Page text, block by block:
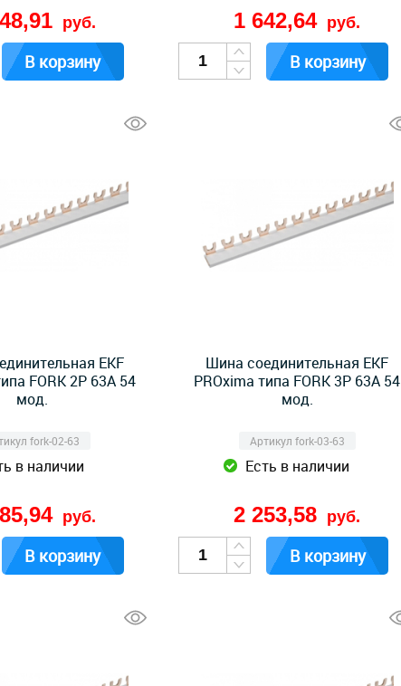
руб.
В корзину
1 642,64 руб.
В корзину
EKF
FORK 2P 63А 54
мод.
fork-02-63
в наличии
руб.
В корзину
Шина соединительная EKF
PROxima типа FORK 3P 63А 54
мод.
Артикул fork-03-63
Есть в наличии
2 253,58 руб.
В корзину